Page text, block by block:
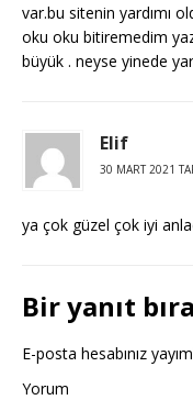
var.bu sitenin yardımı
oku oku bitiremedim
büyük . neyse yinede
Elif
30 MART 2021
ya çok güzel çok iyi
Bir yanıt
E-posta hesabınız
Yorum